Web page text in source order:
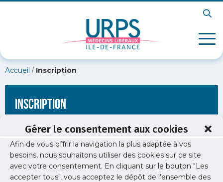
Gérer le consentement aux cookies
Afin de vous offrir la navigation la plus adaptée à vos
besoins, nous souhaitons utiliser des cookies sur ce site
avec votre consentement. En cliquant sur le bouton "Les
accepter tous", vous acceptez le dépôt de l’ensemble des
Accueil / Inscription
Inscription
[wppb-register form_name="inscription"
redirect_url="https://www.urps-med-idf.org/soiree-medecine-
physique-et-readaptation/mpr-site/"]